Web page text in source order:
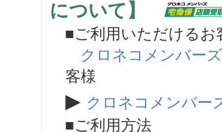
について】
■ご利用いただけるお
クロネコメンバーズ
客様
▶ クロネコメンバー
■ご利用方法